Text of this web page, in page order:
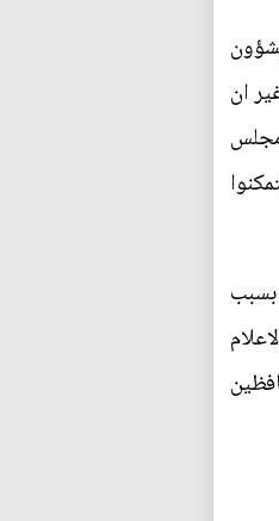
لكن من غير ان
الاعلام